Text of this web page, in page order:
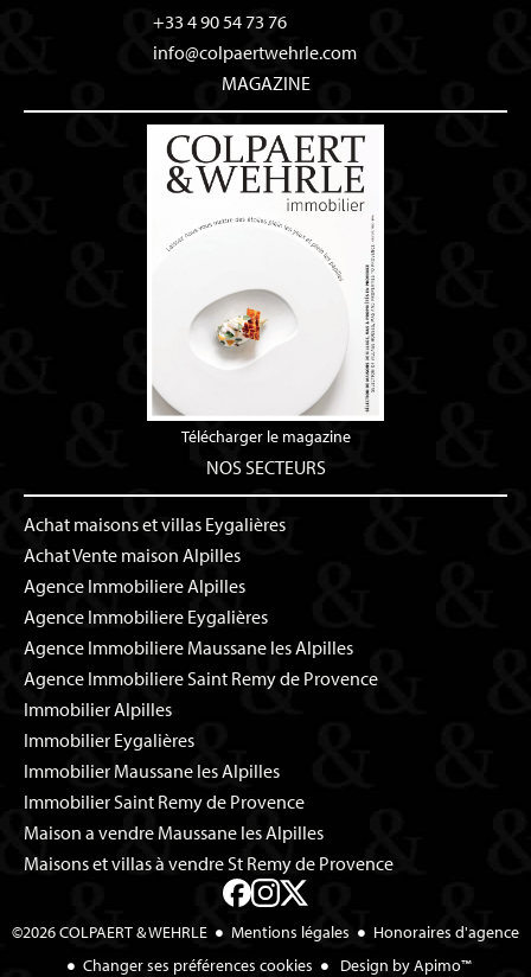
+33 4 90 54 73 76
info@colpaertwehrle.com
MAGAZINE
Télécharger le magazine
NOS SECTEURS
Achat maisons et villas Eygalières
Achat Vente maison Alpilles
Agence Immobiliere Alpilles
Agence Immobiliere Eygalières
Agence Immobiliere Maussane les Alpilles
Agence Immobiliere Saint Remy de Provence
Immobilier Alpilles
Immobilier Eygalières
Immobilier Maussane les Alpilles
Immobilier Saint Remy de Provence
Maison a vendre Maussane les Alpilles
Maisons et villas à vendre St Remy de Provence
©2026 COLPAERT & WEHRLE Mentions légales
Honoraires d'agence
Changer ses préférences cookies
Design byApimo™